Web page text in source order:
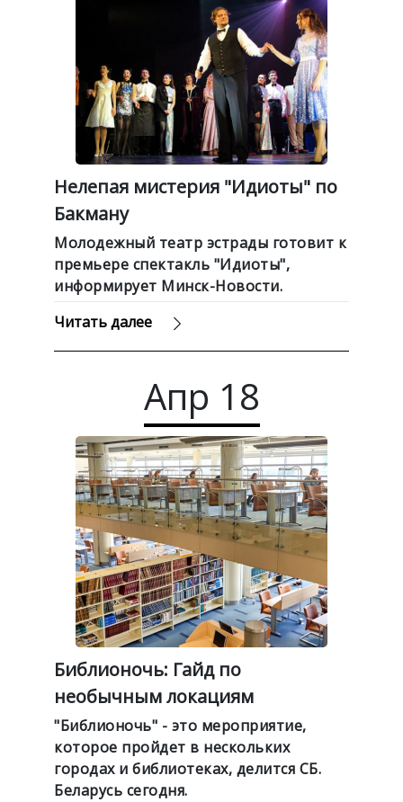
Нелепая мистерия "Идиоты" по
Бакману
Молодежный театр эстрады готовит к
премьере спектакль "Идиоты",
информирует Минск-Новости.
Читать далее
Апр 18
Библионочь: Гайд по
необычным локациям
"Библионочь" - это мероприятие,
которое пройдет в нескольких
городах и библиотеках, делится СБ.
Беларусь сегодня.